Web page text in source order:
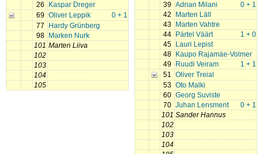
26
Kaspar Dreger
69
0 + 1
Oliver Leppik
77
Hardy Grünberg
98
Marken Nurk
101 Marten Liiva
102
103
104
105
39
0 + 1
Adrian Milani
42
Marten Läll
43
Marten Vahtre
44
1 + 0
Pärtel Väärt
45
Lauri Lepist
48
Kaupo Rajamäe-Volmer
49
1 + 1
Ruudi Veiram
51 Oliver Treial
53 Oto Malki
60 Georg Suviste
70
0 + 1
Juhan Lensment
101 Sander Hannus
102
103
104